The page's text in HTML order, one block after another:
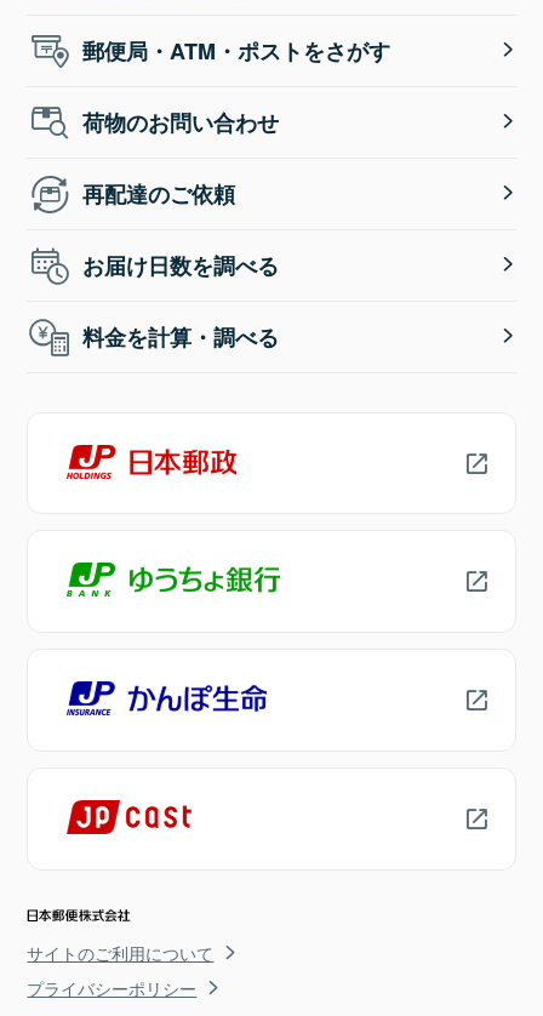
郵便局・ATM・ポストをさがす
荷物のお問い合わせ
再配達のご依頼
お届け日数を調べる
料金を計算・調べる
サイトのご利用について
プライバシーポリシー